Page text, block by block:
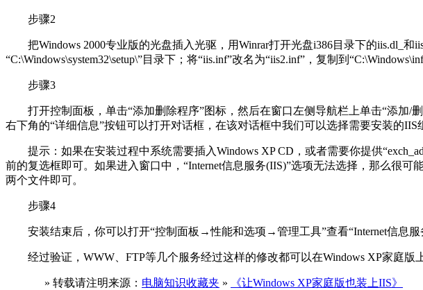
步骤2
把Windows 2000专业版的光盘插入光驱，用Winrar打开光盘i386目录下的iis.dl_和
“C:\Windows\system32\setup\”目录下；将“iis.inf”改名为“iis2.inf”，复制到
步骤3
打开控制面板，单击“添加删除程序”图标，然后在窗口左侧导航栏上单击“添加/删
右下角的“详细信息”按钮可以打开对话框，在该对话框中我们可以选择需要安装的
提示：如果在安装过程中系统需要插入Windows XP CD，或者需要你提供
前的复选框即可。如果进入窗口中，“Internet信息服务(IIS)”选项无法选择，那么很可
两个文件即可。
步骤4
安装结束后，你可以打开“控制面板→性能和选项→管理工具”查看“Internet信息服
经过验证，WWW、FTP等几个服务经过这样的修改都可以在Windows XP家庭版
» 转载请注明来源： 电脑知识收藏夹 »
《让Windows XP家庭版也装上IIS》